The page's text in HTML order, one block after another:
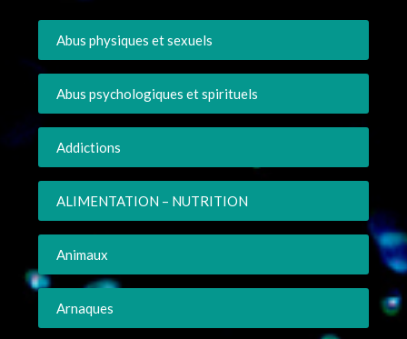
Abus physiques et sexuels
Abus psychologiques et spirituels
Addictions
ALIMENTATION – NUTRITION
Animaux
Arnaques